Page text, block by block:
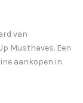
van
Musthaves. Een
aankopen in